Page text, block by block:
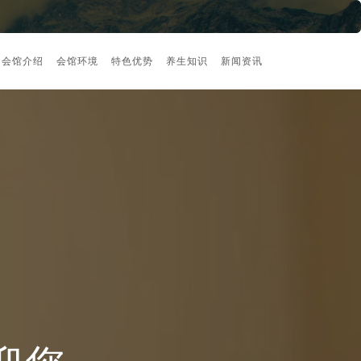
会馆介绍 会馆环境 特色优势 养生知识 新闻资讯